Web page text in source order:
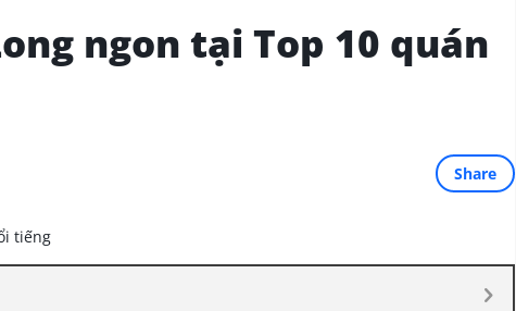
ngon tại Top 10 quán
Share